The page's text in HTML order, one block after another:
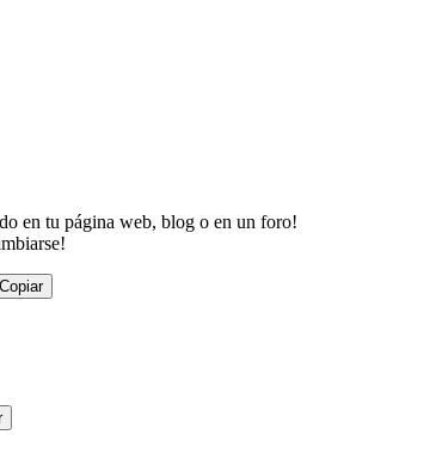
en tu página web, blog o en un foro!
Copiar